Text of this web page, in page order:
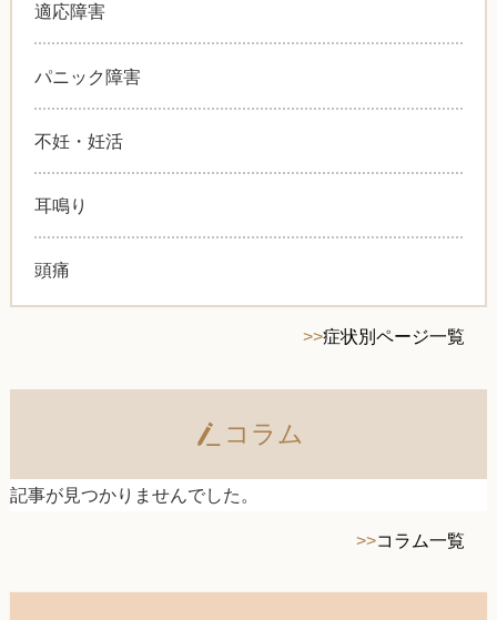
適応障害
パニック障害
不妊・妊活
耳鳴り
頭痛
>>症状別ページ一覧
コラム
記事が見つかりませんでした。
>>コラム一覧